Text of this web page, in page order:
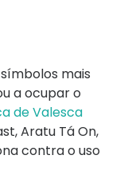
símbolos mais
a ocupar o
de Valesca
Aratu Tá On,
contra o uso